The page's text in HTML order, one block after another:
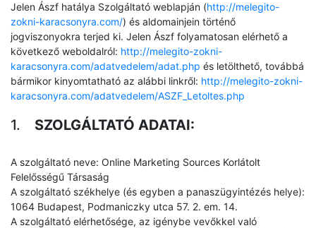
Jelen Ászf hatálya Szolgáltató weblapján (http://melegito-
zokni-karacsonyra.com/) és aldomainjein történő
jogviszonyokra terjed ki. Jelen Ászf folyamatosan elérhető a
következő weboldalról: http://melegito-zokni-
karacsonyra.com/adatvedelem/adat.php és letölthető, továbbá
bármikor kinyomtatható az alábbi linkről: http://melegito-zokni-
karacsonyra.com/adatvedelem/ASZF_Letoltes.php
SZOLGÁLTATÓ ADATAI:
A szolgáltató neve: Online Marketing Sources Korlátolt
Felelősségű Társaság
A szolgáltató székhelye (és egyben a panaszügyintézés helye):
1064 Budapest, Podmaniczky utca 57. 2. em. 14.
A szolgáltató elérhetősége, az igénybe vevőkkel való